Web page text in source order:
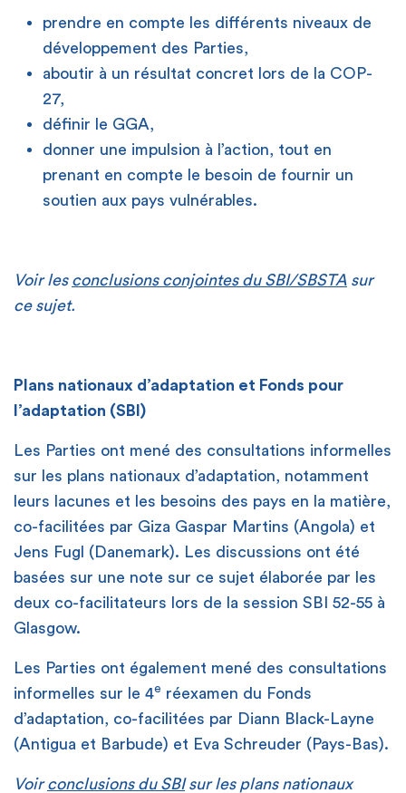
prendre en compte les différents niveaux de
développement des Parties,
aboutir à un résultat concret lors de la COP-
27,
définir le GGA,
donner une impulsion à l’action, tout en
prenant en compte le besoin de fournir un
soutien aux pays vulnérables.
Voir les conclusions conjointes du SBI/SBSTA sur
ce sujet.
Plans nationaux d’adaptation et Fonds pour
l’adaptation (SBI)
Les Parties ont mené des consultations informelles
sur les plans nationaux d’adaptation, notamment
leurs lacunes et les besoins des pays en la matière,
co-facilitées par Giza Gaspar Martins (Angola) et
Jens Fugl (Danemark). Les discussions ont été
basées sur une note sur ce sujet élaborée par les
deux co-facilitateurs lors de la session SBI 52-55 à
Glasgow.
Les Parties ont également mené des consultations
informelles sur le 4e réexamen du Fonds
d’adaptation, co-facilitées par Diann Black-Layne
(Antigua et Barbude) et Eva Schreuder (Pays-Bas).
Voirconclusions du SBIsur les plans nationaux